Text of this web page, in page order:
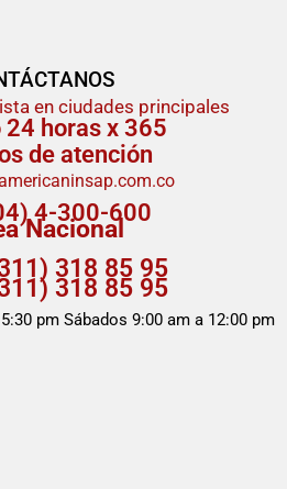
en ciudades principales
horas x 365
de atención
4-300-600
Nacional
318 85 95
318 85 95
pm Sábados 9:00 am a 12:00 pm